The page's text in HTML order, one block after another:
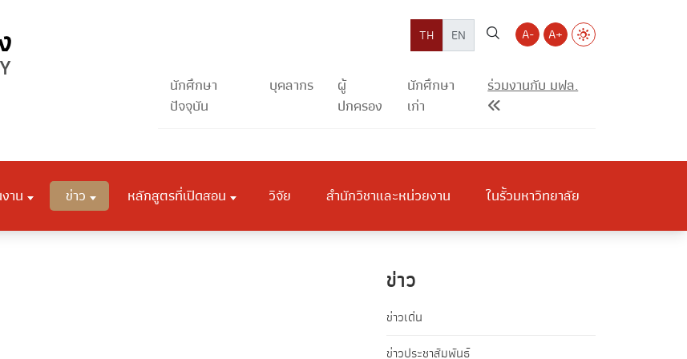
TH EN A- A+
นักศึกษา
ปัจจุบัน
บุคลากร
ผู้
ปกครอง
นักศึกษา
เก่า
ร่วมงานกับ มฟล.
าน ข่าว หลักสูตรที่เปิดสอน วิจัย สำนักวิชาและหน่วยงาน ในรั้วมหาวิทยาลัย
ข่าว
ข่าวเด่น
ข่าวประชาสัมพันธ์